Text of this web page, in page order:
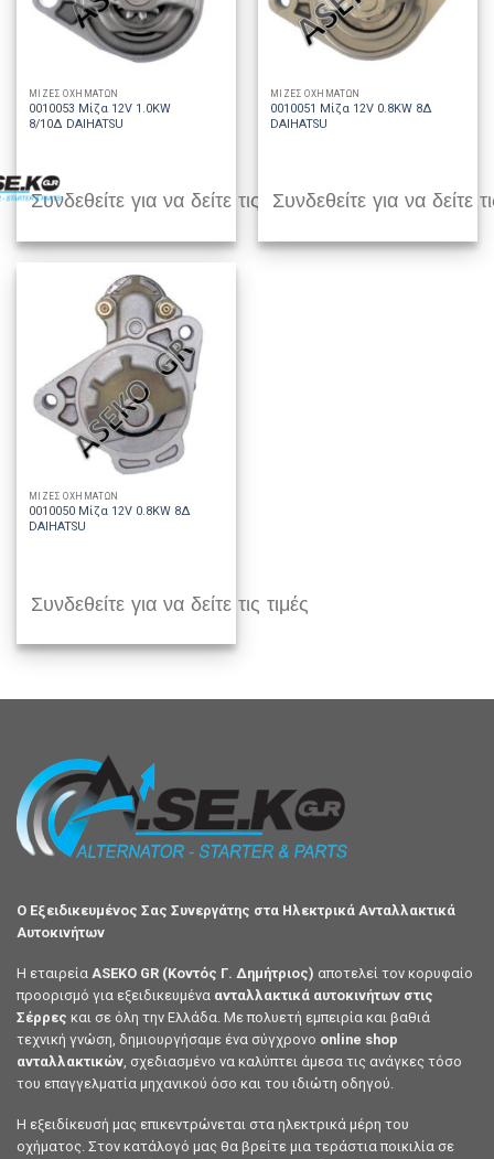
ΜΙΖΕΣ ΟΧΗΜΑΤΩΝ
0010053 Μίζα 12V 1.0KW
8/10Δ DAIHATSU
Συνδεθείτε για να δείτε τις τιμές
ΜΙΖΕΣ ΟΧΗΜΑΤΩΝ
0010051 Μίζα 12V 0.8KW 8Δ
DAIHATSU
Συνδεθείτε για να δείτε
ΜΙΖΕΣ ΟΧΗΜΑΤΩΝ
0010050 Μίζα 12V 0.8KW 8Δ
DAIHATSU
Συνδεθείτε για να δείτε τις τιμές
Ο Εξειδικευμένος Σας Συνεργάτης στα Ηλεκτρικά Ανταλλακτικά
Αυτοκινήτων
Η εταιρεία ASEKO GR (Κοντός Γ. Δημήτριος) αποτελεί τον κορυφαίο
προορισμό για εξειδικευμένα ανταλλακτικά αυτοκινήτων στις
Σέρρες και σε όλη την Ελλάδα. Με πολυετή εμπειρία και βαθιά
τεχνική γνώση, δημιουργήσαμε ένα σύγχρονο online shop
ανταλλακτικών, σχεδιασμένο να καλύπτει άμεσα τις ανάγκες τόσο
του επαγγελματία μηχανικού όσο και του ιδιώτη οδηγού.
Η εξειδίκευσή μας επικεντρώνεται στα ηλεκτρικά μέρη του
οχήματος. Στον κατάλογό μας θα βρείτε μια τεράστια ποικιλία σε